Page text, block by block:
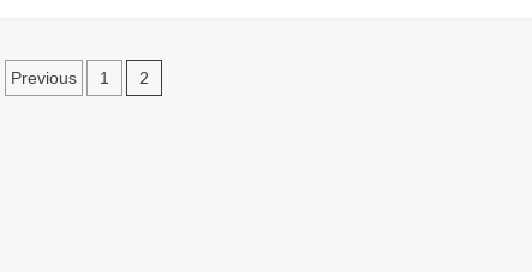
文
Previous 1 2